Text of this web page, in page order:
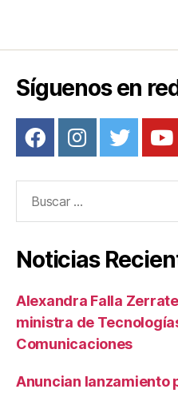
Síguenos en
Noticias
Alexandra Falla
ministra de
Comunicaciones
Anuncian lanzamiento